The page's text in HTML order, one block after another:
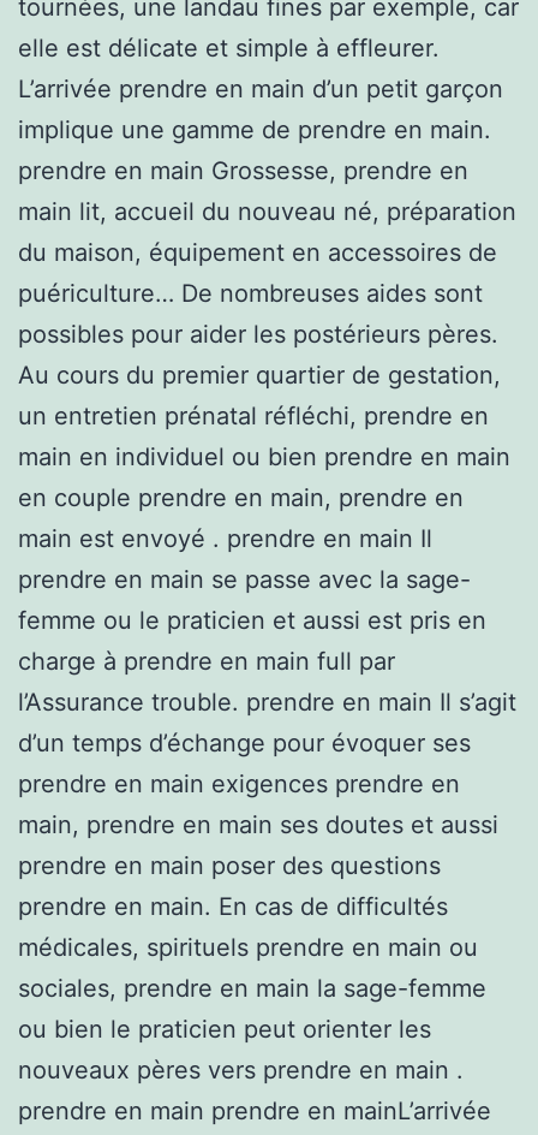
tournées, une landau fines par exemple, car
elle est délicate et simple à effleurer.
L’arrivée prendre en main d’un petit garçon
implique une gamme de prendre en main.
prendre en main Grossesse, prendre en
main lit, accueil du nouveau né, préparation
du maison, équipement en accessoires de
puériculture… De nombreuses aides sont
possibles pour aider les postérieurs pères.
Au cours du premier quartier de gestation,
un entretien prénatal réfléchi, prendre en
main en individuel ou bien prendre en main
en couple prendre en main, prendre en
main est envoyé . prendre en main Il
prendre en main se passe avec la sage-
femme ou le praticien et aussi est pris en
charge à prendre en main full par
l’Assurance trouble. prendre en main Il s’agit
d’un temps d’échange pour évoquer ses
prendre en main exigences prendre en
main, prendre en main ses doutes et aussi
prendre en main poser des questions
prendre en main. En cas de difficultés
médicales, spirituels prendre en main ou
sociales, prendre en main la sage-femme
ou bien le praticien peut orienter les
nouveaux pères vers prendre en main .
prendre en main prendre en mainL’arrivée